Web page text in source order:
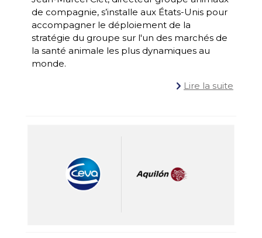
de compagnie, s’installe aux États-Unis pour
accompagner le déploiement de la
stratégie du groupe sur l'un des marchés de
la santé animale les plus dynamiques au
monde.
Lire la suite